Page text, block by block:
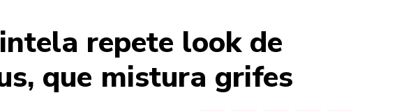
repete look de
que mistura grifes